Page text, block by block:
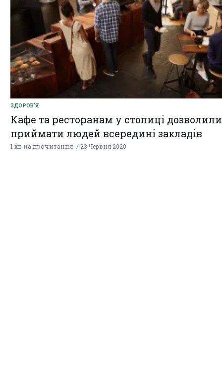
ЗДОРОВ'Я
Кафе та ресторанам у столиці дозволили
приймати людей всередині закладів
1 хв на прочитання 23 Червня 2020